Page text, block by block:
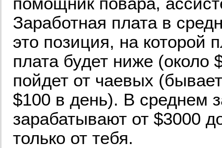
Заработная плата в
это позиция, на которой
плата будет ниже (около
пойдет от чаевых
$100 в день). В среднем
зарабатывают от $3000
только от тебя.